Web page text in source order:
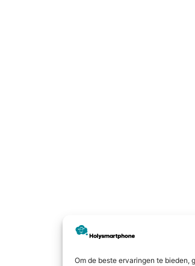
Om de beste ervaringen te